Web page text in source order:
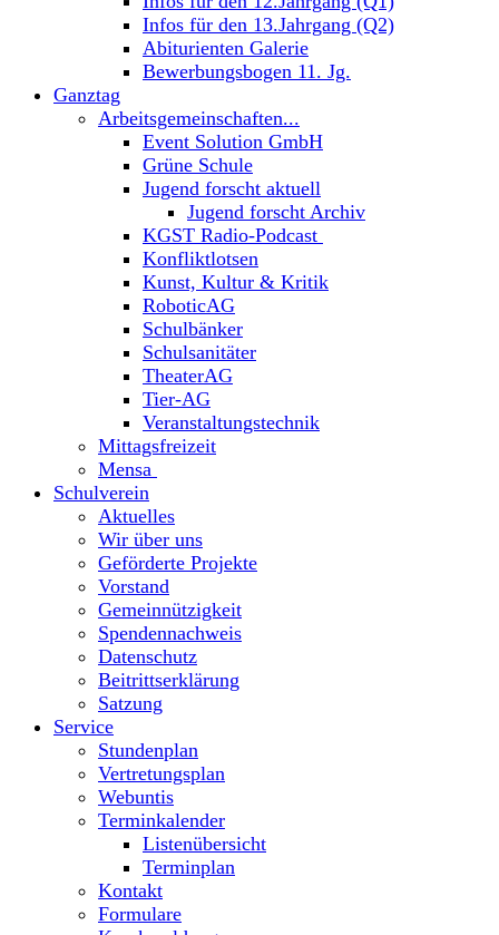
Infos für den 13.Jahrgang (Q2)
Abiturienten Galerie
Bewerbungsbogen 11. Jg.
Ganztag
Arbeitsgemeinschaften...
Event Solution GmbH
Grüne Schule
Jugend forscht aktuell
Jugend forscht Archiv
KGST Radio-Podcast
Konfliktlotsen
Kunst, Kultur & Kritik
RoboticAG
Schulbänker
Schulsanitäter
TheaterAG
Tier-AG
Veranstaltungstechnik
Mittagsfreizeit
Mensa
Schulverein
Aktuelles
Wir über uns
Geförderte Projekte
Vorstand
Gemeinnützigkeit
Spendennachweis
Datenschutz
Beitrittserklärung
Satzung
Service
Stundenplan
Vertretungsplan
Webuntis
Terminkalender
Listenübersicht
Terminplan
Kontakt
Formulare